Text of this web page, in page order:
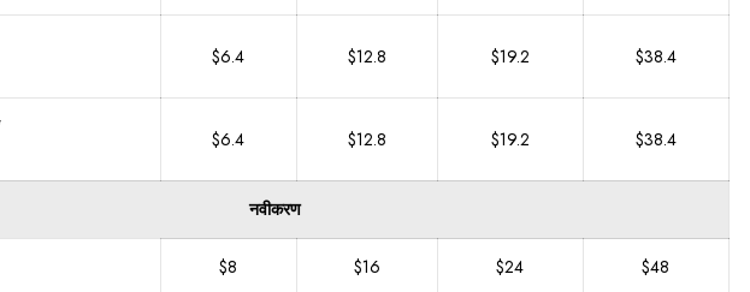
$6.4 $12.8 $19.2 $38.4
$6.4 $12.8 $19.2 $38.4
नवीकरण
$8 $16 $24 $48